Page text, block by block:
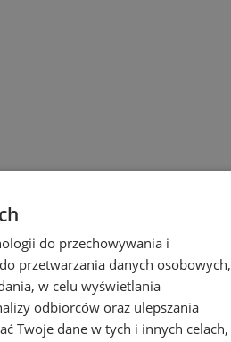
do przechowywania i
przetwarzania danych osobowych,
w celu wyświetlania
odbiorców oraz ulepszania
Twoje dane w tych i innych celach,